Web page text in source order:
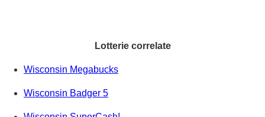
Lotterie correlate
Wisconsin Megabucks
Wisconsin Badger 5